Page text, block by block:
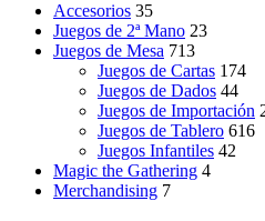
Accesorios 35
Juegos de 2ª Mano 23
Juegos de Mesa 713
Juegos de Cartas 174
Juegos de Dados 44
Juegos de Importación
Juegos de Tablero 616
Juegos Infantiles 42
Magic the Gathering 4
Merchandising 7